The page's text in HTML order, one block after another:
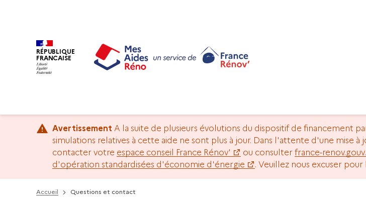
RÉPUBLIQUE
FRANCAISE
Avertissement A la suite de plusieurs évolutions du dispositif de financement
simulations relatives à cette aide ne sont plus à jour. Dans l'attente d'une mise
contacter votre espace conseil France Rénov' ou consulter france-
d'opération standardisées d'économie d'énergie
. Veuillez nous excuser
Accueil Questions et contact